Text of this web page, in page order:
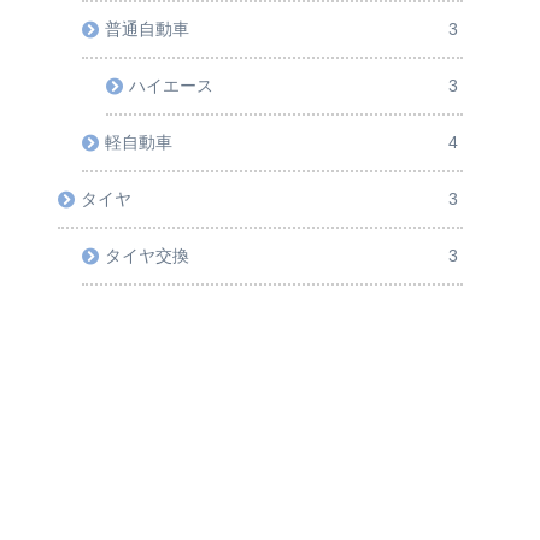
普通自動車 3
ハイエース 3
軽自動車 4
タイヤ 3
タイヤ交換 3